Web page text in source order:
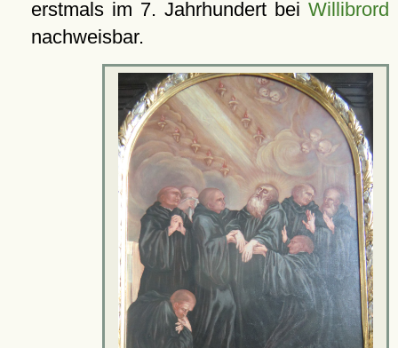
erstmals im 7. Jahrhundert bei Willibrord
nachweisbar.